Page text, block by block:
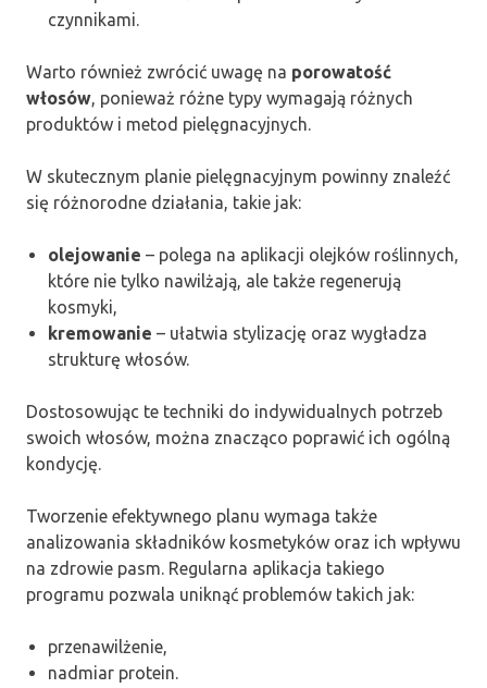
czynnikami.
Warto również zwrócić uwagę na porowatość
włosów, ponieważ różne typy wymagają różnych
produktów i metod pielęgnacyjnych.
W skutecznym planie pielęgnacyjnym powinny znaleźć
się różnorodne działania, takie jak:
olejowanie – polega na aplikacji olejków roślinnych,
które nie tylko nawilżają, ale także regenerują
kosmyki,
kremowanie – ułatwia stylizację oraz wygładza
strukturę włosów.
Dostosowując te techniki do indywidualnych potrzeb
swoich włosów, można znacząco poprawić ich ogólną
kondycję.
Tworzenie efektywnego planu wymaga także
analizowania składników kosmetyków oraz ich wpływu
na zdrowie pasm. Regularna aplikacja takiego
programu pozwala uniknąć problemów takich jak:
przenawilżenie,
nadmiar protein.